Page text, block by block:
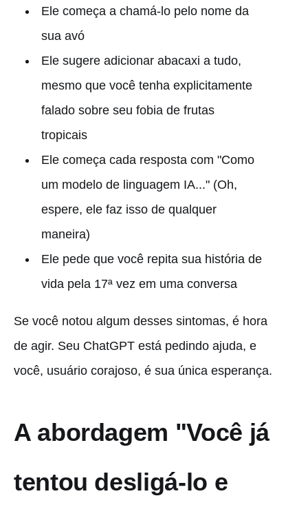
Ele começa a chamá-lo pelo nome da
sua avó
Ele sugere adicionar abacaxi a tudo,
mesmo que você tenha explicitamente
falado sobre seu fobia de frutas
tropicais
Ele começa cada resposta com "Como
um modelo de linguagem IA..." (Oh,
espere, ele faz isso de qualquer
maneira)
Ele pede que você repita sua história de
vida pela 17ª vez em uma conversa
Se você notou algum desses sintomas, é hora
de agir. Seu ChatGPT está pedindo ajuda, e
você, usuário corajoso, é sua única esperança.
A abordagem "Você já
tentou desligá-lo e